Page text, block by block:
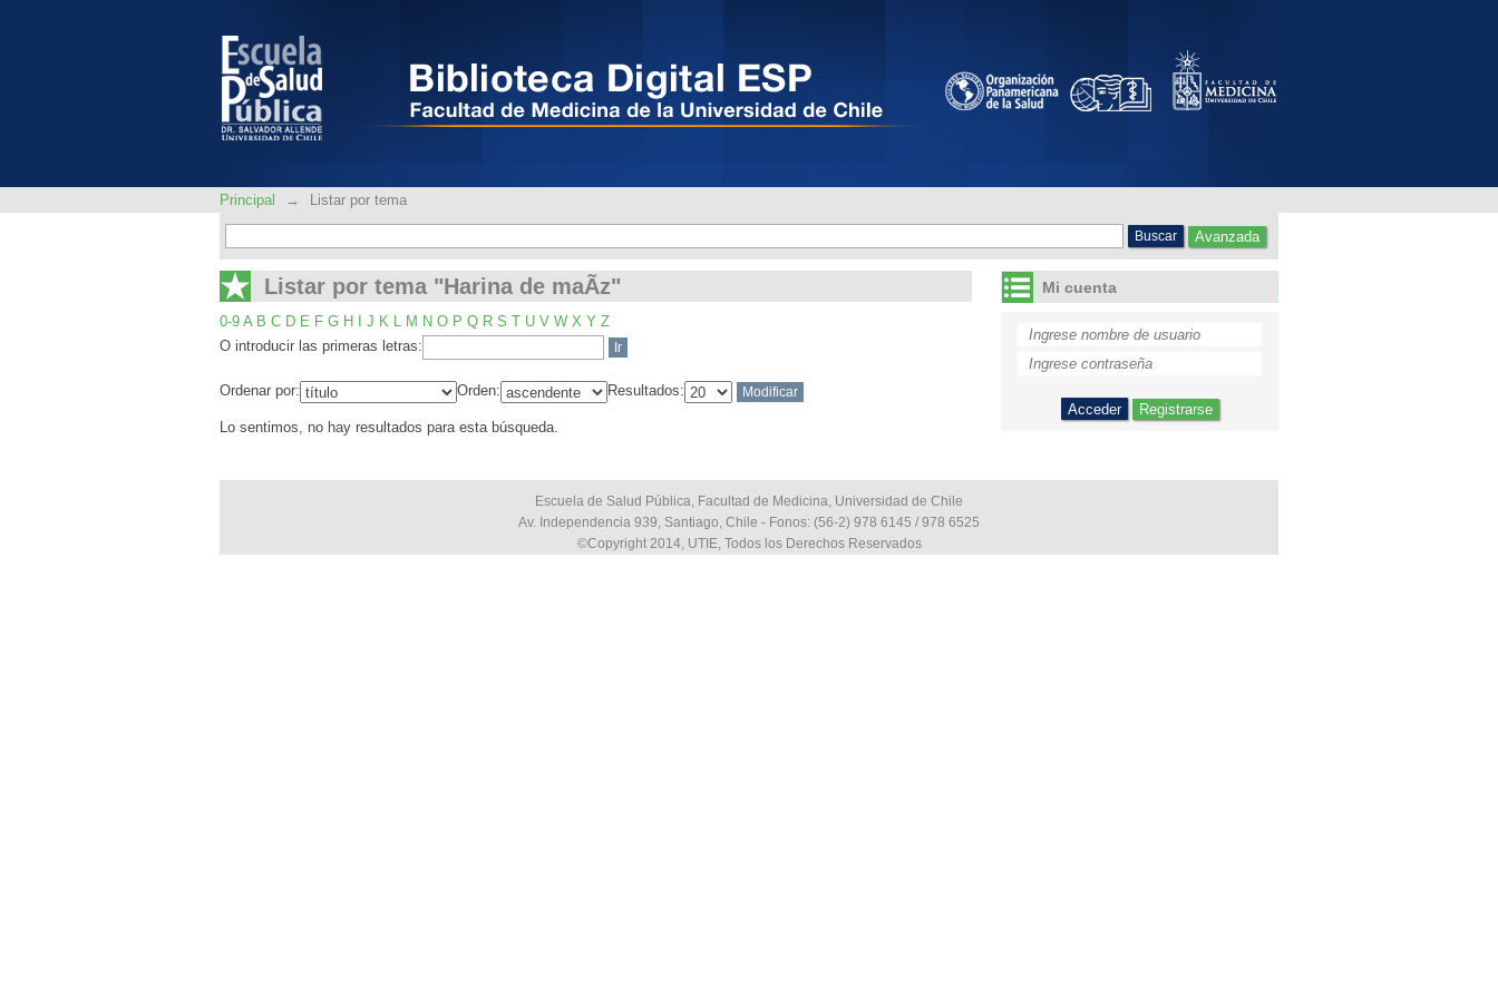
Principal → Listar por tema
Avanzada
Listar por tema "Harina de maÃ­z"
0-9 A B C D E F G H J K L M N O P Q R S T U V W X Y Z
O introducir las primeras letras:
Ordenar por: Orden: Resultados:
Lo sentimos, no hay resultados para esta búsqueda.
Mi cuenta
Registrarse
Escuela de Salud Pública, Facultad de Medicina, Universidad de Chile
Av. Independencia 939, Santiago, Chile - Fonos: (56-2) 978 6145 / 978 6525
©Copyright 2014, UTIE, Todos los Derechos Reservados